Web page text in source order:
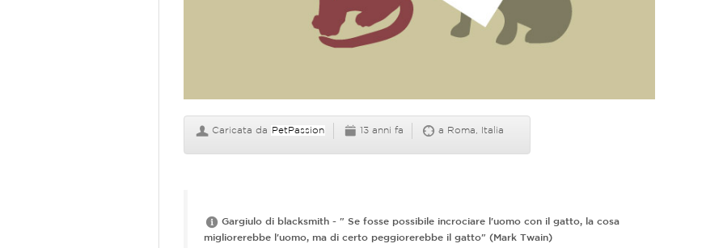
Caricata da PetPassion 13 anni fa a Roma, Italia
Gargiulo di blacksmith - " Se fosse possibile incrociare l'uomo con il gatto, la cosa
migliorerebbe l'uomo, ma di certo peggiorerebbe il gatto" (Mark Twain)